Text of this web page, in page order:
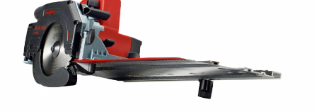
- антискользящая резинка
- пластиковые заглушки - 2 шт.
Направляющая шина F 80
Комплект поставки:
- шина 800 мм в картоне
- защита от сколов
- антискользящая резинка